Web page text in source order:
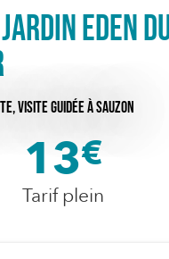
Eden
VISITE GUIDÉEÀ SAUZON
13€
Tarif plein